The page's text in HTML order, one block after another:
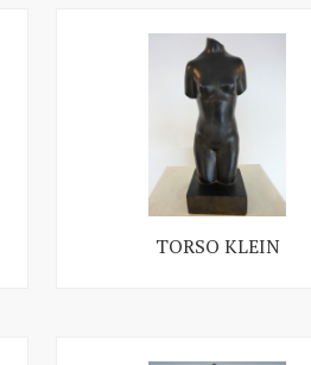
TORSO KLEIN